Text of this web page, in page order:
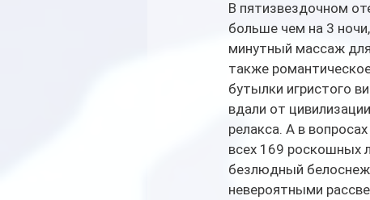
В пятизвездочном
больше чем на 3
минутный массаж для
также
бутылки игристого
вдали от
релакса. А в
всех 169 роскошных
безлюдный
невероятными